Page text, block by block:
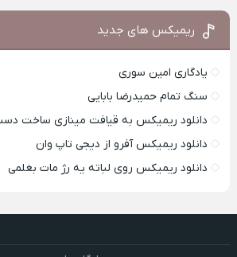
ریمیکس های جدید
یادگاری امین سوری
سنگ تمام حمیدرضا بابایی
دانلود ریمیکس به قیافت مینازی ساخت دست
دانلود ریمیکس آفرو از ديجی تاپ وان
دانلود ریمیکس روی لباته یه رژ مات بغلمی